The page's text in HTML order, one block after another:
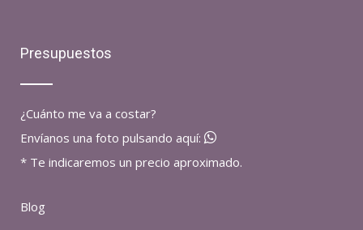
Presupuestos
¿Cuánto me va a costar?
Envíanos una foto pulsando aquí:
* Te indicaremos un precio aproximado.
Blog